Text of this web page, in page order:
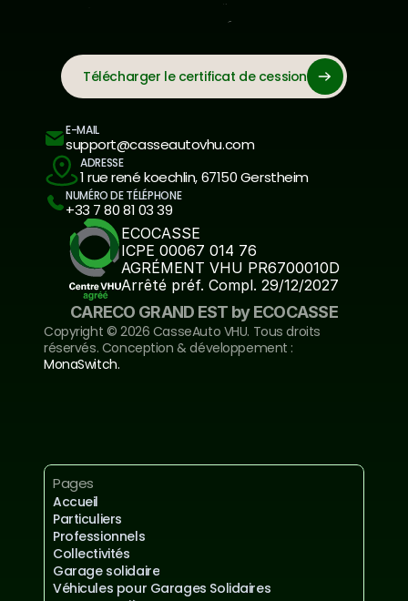
Télécharger le certificat de cession
E-MAIL
support@casseautovhu.com
ADRESSE
1 rue rené koechlin, 67150 Gerstheim
NUMÉRO DE TÉLÉPHONE
+33 7 80 81 03 39
ECOCASSE
ICPE 00067 014 76
AGRÉMENT VHU PR6700010D
Arrêté préf. Compl. 29/12/2027
CARECO GRAND EST by ECOCASSE
Copyright ©️ 2026 CasseAuto VHU. Tous droits
MonaSwitch.
Pages
Accueil
Particuliers
Professionnels
Collectivités
Garage solidaire
Véhicules pour Garages Solidaires
Mentions légales et confidentialités